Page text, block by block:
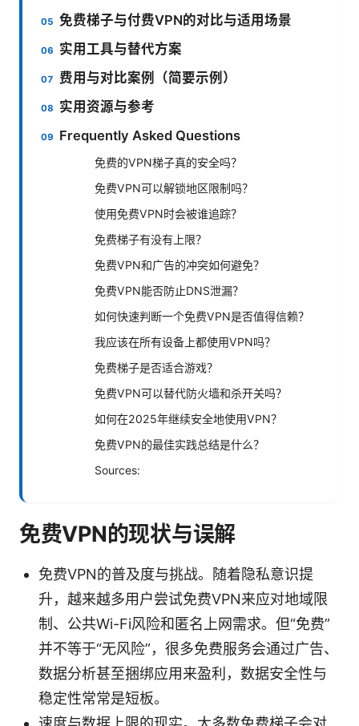
免费梯子与付费VPN的对比与适用场景
实用工具与替代方案
费用与对比案例（简要示例）
实用资源与参考
Frequently Asked Questions
免费的VPN梯子真的安全吗？
免费VPN可以解锁地区限制吗？
使用免费VPN时会被谁追踪？
免费梯子有没有上限？
免费VPN和广告的冲突如何避免？
免费VPN能否防止DNS泄漏？
如何快速判断一个免费VPN是否值得信赖？
我应该在所有设备上都使用VPN吗？
免费梯子是否适合游戏？
免费VPN可以替代防火墙和杀开关吗？
如何在2025年继续安全地使用VPN？
免费VPN的最佳实践总结是什么？
Sources:
免费VPN的现状与误解
免费VPN的普及度与挑战。随着隐私意识提
升，越来越多用户尝试免费VPN来应对地域限
制、公共Wi-Fi风险和匿名上网需求。但“免费”
并不等于“无风险”，很多免费服务会通过广告、
数据分析甚至捆绑应用来盈利，数据安全性与
稳定性常常是短板。